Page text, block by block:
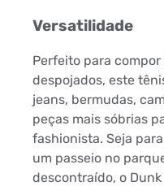
Versatilidade
Perfeito para
despojados, este
jeans, bermudas,
peças mais sóbrias
fashionista. Seja
um passeio no
descontraído, o Dunk